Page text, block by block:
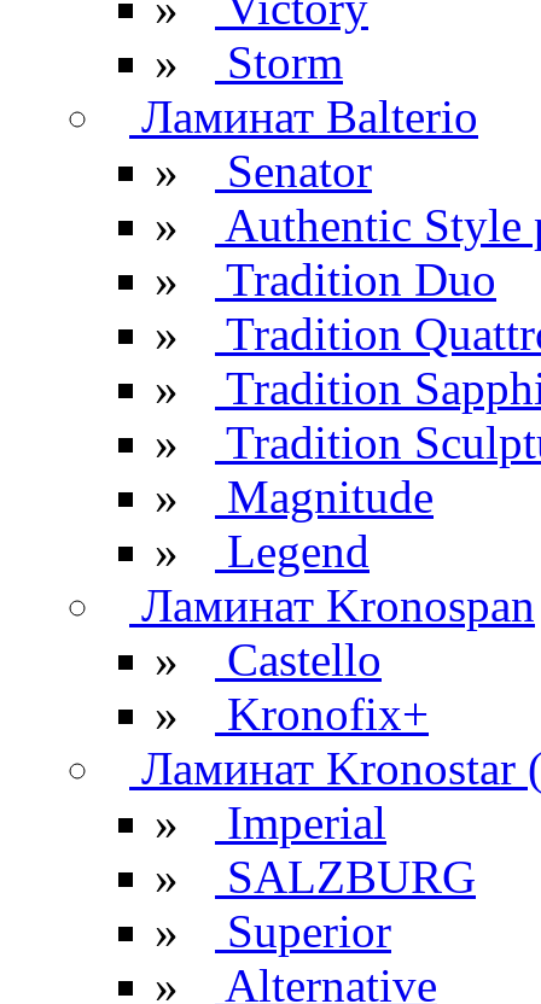
»
Storm
Ламинат Balterio
»
Senator
»
Authentic Style
»
Tradition Duo
»
Tradition
»
Tradition
»
Tradition
»
Magnitude
»
Legend
Ламинат Kronospan
»
Castello
»
Kronofix+
Ламинат Kronostar
»
Imperial
»
SALZBURG
»
Superior
»
Alternative